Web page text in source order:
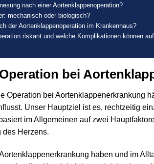
nach einer Aortenklappenoperation?
mechanisch oder biologisch?
der Aortenklappenoperation im Krankenhaus?
riskant und welche Komplikationen können
bei
Operation bei Aortenklappenerkrankung
Unser Hauptziel ist es, rechtzeitig
im Allgemeinen auf zwei
des Herzens.
haben und im